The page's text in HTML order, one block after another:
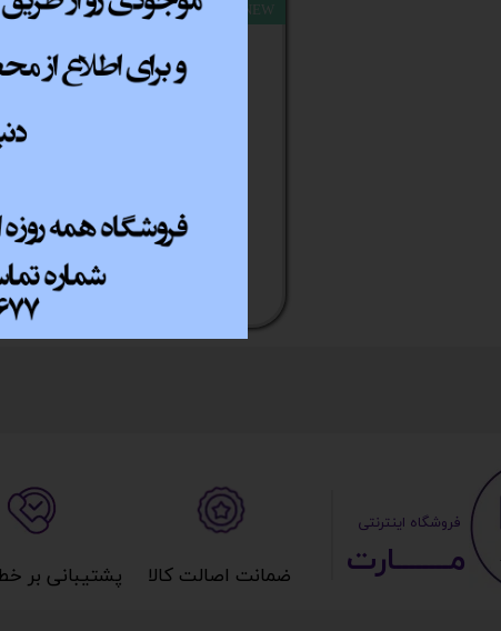
کیبورد گیمینگ Macher MR-360
NEW
مــــــــارت​​​​​​
​ ​فروشگاه اینترنتی
پشتیبانی بر ضمانت اصالت کالا​​​​​​​